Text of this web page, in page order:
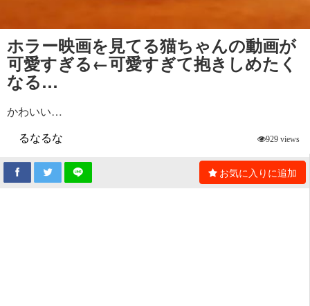
ホラー映画を見てる猫ちゃんの動画が
可愛すぎる←可愛すぎて抱きしめたく
なる…
かわいい…
るなるな
929 views
お気に入りに追加